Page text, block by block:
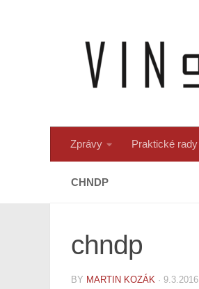
Zprávy Praktické rady
CHNDP
chndp
BY MARTIN KOZÁK · 9.3.2016